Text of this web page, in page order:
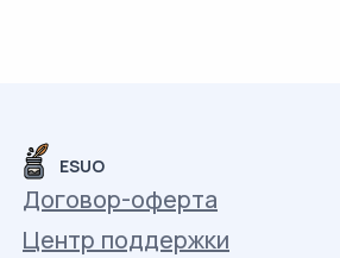
ESUO
Договор-оферта
Центр поддержки